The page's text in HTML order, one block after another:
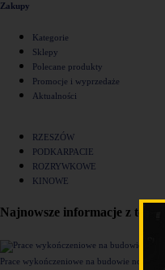
Zakupy
Kategorie
Sklepy
Polecane produkty
Promocje i wyprzedaże
Aktualności
RZESZÓW
PODKARPACIE
ROZRYWKOWE
KINOWE
Najnowsze informacje z tego
Prace wykończeniowe na budowie